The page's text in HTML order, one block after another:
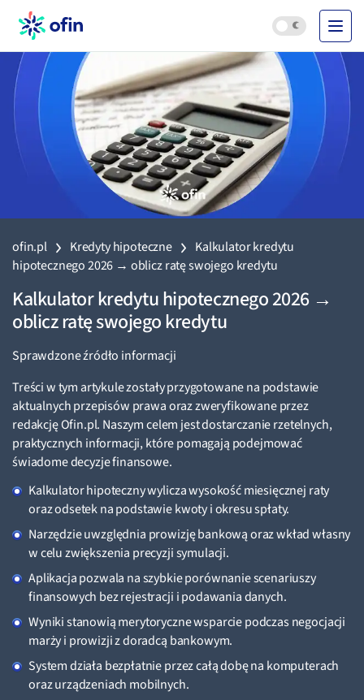
ofin.pl Kredyty hipoteczne
Kalkulator kredytu
hipotecznego 2026 → oblicz ratę swojego kredytu
Kalkulator kredytu hipotecznego 2026 →
oblicz ratę swojego kredytu
Sprawdzone źródło informacji
Treści w tym artykule zostały przygotowane na podstawie
aktualnych przepisów prawa oraz zweryfikowane przez
redakcję Ofin.pl. Naszym celem jest dostarczanie rzetelnych,
praktycznych informacji, które pomagają podejmować
świadome decyzje finansowe.
Kalkulator hipoteczny wylicza wysokość miesięcznej raty
oraz odsetek na podstawie kwoty i okresu spłaty.
Narzędzie uwzględnia prowizję bankową oraz wkład własny
w celu zwiększenia precyzji symulacji.
Aplikacja pozwala na szybkie porównanie scenariuszy
finansowych bez rejestracji i podawania danych.
Wyniki stanowią merytoryczne wsparcie podczas negocjacji
marży i prowizji z doradcą bankowym.
System działa bezpłatnie przez całą dobę na komputerach
oraz urządzeniach mobilnych.